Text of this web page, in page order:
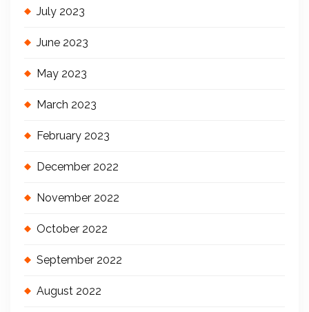
July 2023
June 2023
May 2023
March 2023
February 2023
December 2022
November 2022
October 2022
September 2022
August 2022